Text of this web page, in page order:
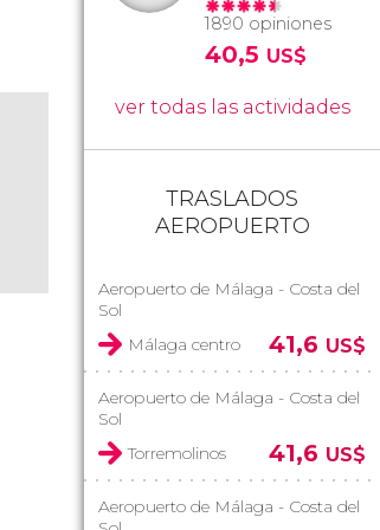
1890 opiniones
40,5 US$
ver todas las actividades
TRASLADOS
AEROPUERTO
Aeropuerto de Málaga - Costa del
Sol
Málaga centro
41,6 US$
Aeropuerto de Málaga - Costa del
Sol
Torremolinos
41,6 US$
Aeropuerto de Málaga - Costa del